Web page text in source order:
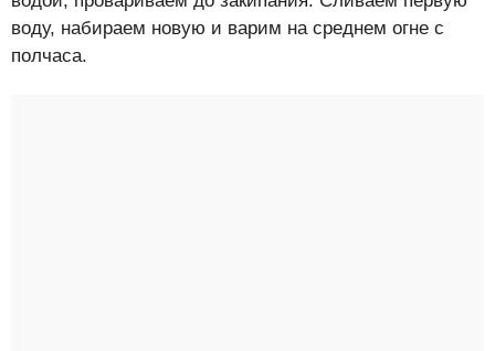
воду, набираем новую и варим на среднем огне с
полчаса.